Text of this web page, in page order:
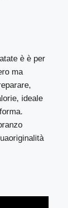
è è per
ma
ideale